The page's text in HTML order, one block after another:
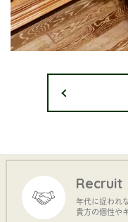
Recruit
年代に捉われ
貴方の個性や